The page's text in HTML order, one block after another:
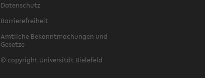
Datenschutz
Barrierefreiheit
Amtliche Bekanntmachungen und
Gesetze
© copyright Universität Bielefeld